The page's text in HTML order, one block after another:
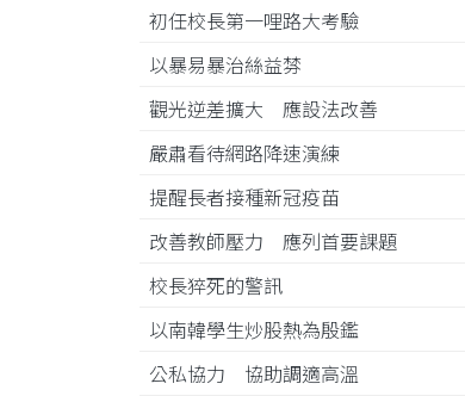
初任校長第一哩路大考驗
以暴易暴治絲益棼
觀光逆差擴大 應設法改善
嚴肅看待網路降速演練
提醒長者接種新冠疫苗
改善教師壓力 應列首要課題
校長猝死的警訊
以南韓學生炒股熱為殷鑑
公私協力 協助調適高溫